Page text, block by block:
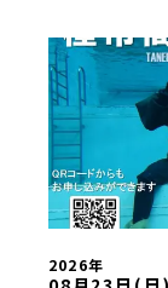
2026年